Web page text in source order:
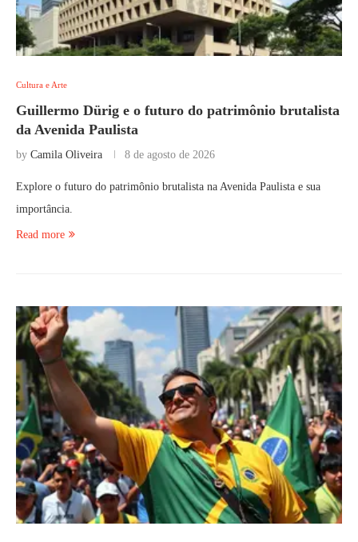
Cultura e Arte
Guillermo Dürig e o futuro do patrimônio brutalista
da Avenida Paulista
by Camila Oliveira 8 de agosto de 2026
Explore o futuro do patrimônio brutalista na Avenida Paulista e sua
importância.
Read more